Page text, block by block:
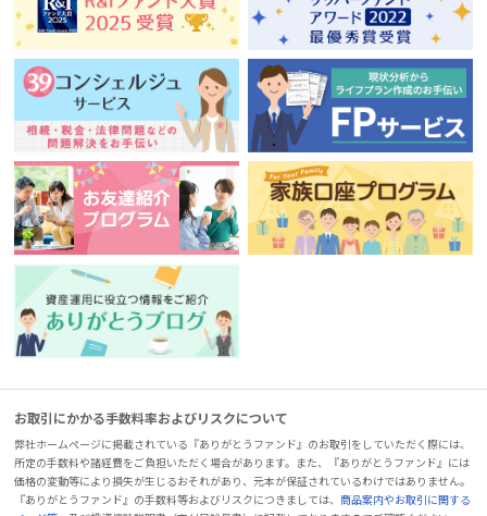
お取引にかかる手数料率およびリスクについて
弊社ホームページに掲載されている『ありがとうファンド』のお取引をしていただく際には、
所定の手数料や諸経費をご負担いただく場合があります。また、『ありがとうファンド』には
価格の変動等により損失が生じるおそれがあり、元本が保証されているわけではありません。
『ありがとうファンド』の手数料等およびリスクにつきましては、商品案内やお取引に関する